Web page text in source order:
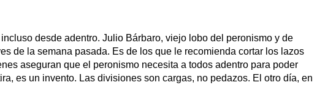
desde adentro. Julio Bárbaro, viejo lobo del peronismo y de
de la semana pasada. Es de los que le recomienda cortar los lazos
aseguran que el peronismo necesita a todos adentro para poder
es un invento. Las divisiones son cargas, no pedazos. El otro día, en